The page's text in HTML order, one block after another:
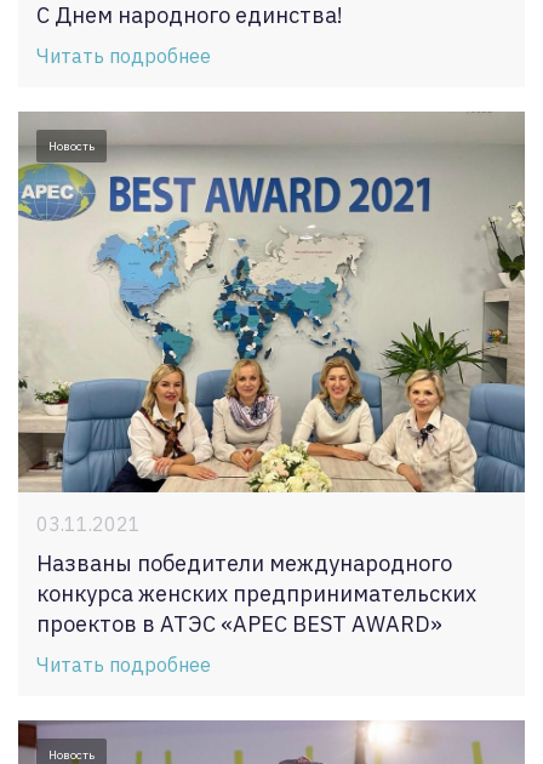
С Днем народного единства!
Читать подробнее
Новость
03.11.2021
Названы победители международного
конкурса женских предпринимательских
проектов в АТЭС «APEC BEST AWARD»
Читать подробнее
Новость